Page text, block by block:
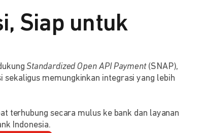
Siap untuk
Standardized Open API Payment(SNAP),
memungkinkan integrasi yang lebih
terhubung secara mulus ke bank dan layanan
Indonesia.